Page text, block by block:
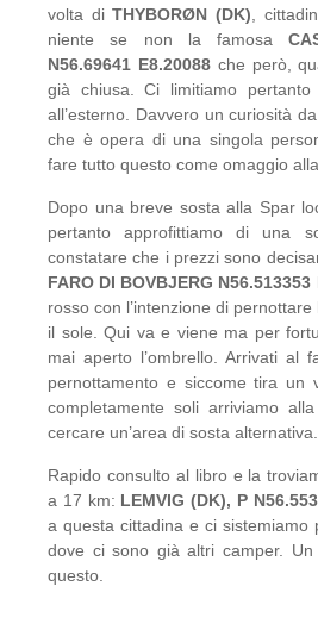
volta diTHYBORØN (DK) ,
niente se non la famosa
N56.69641 E8.20088che però,
già chiusa. Ci limitiamo
all’esterno. Davvero un curiosità
che è opera di una singola
fare tutto questo come omaggio
Dopo una breve sosta alla Spar
pertanto approfittiamo di una
constatare che i prezzi sono
FARO DI BOVBJERG N56.513353
rosso con l’intenzione di
il sole. Qui va e viene ma per
mai aperto l’ombrello. Arrivati al
pernottamento e siccome tira un
completamente soli arriviamo
cercare un’area di sosta alternativa.
Rapido consulto al libro e la
a 17 km: LEMVIG (DK), P
a questa cittadina e ci sistemiamo
dove ci sono già altri camper.
questo.